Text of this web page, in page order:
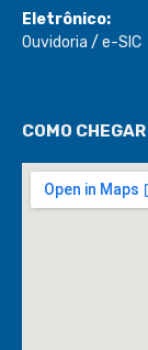
Eletrônico:
Ouvidoria / e-SIC
COMO